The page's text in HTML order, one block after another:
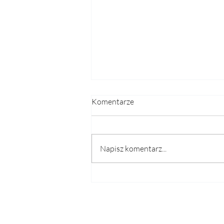
Komentarze
Napisz komentarz...